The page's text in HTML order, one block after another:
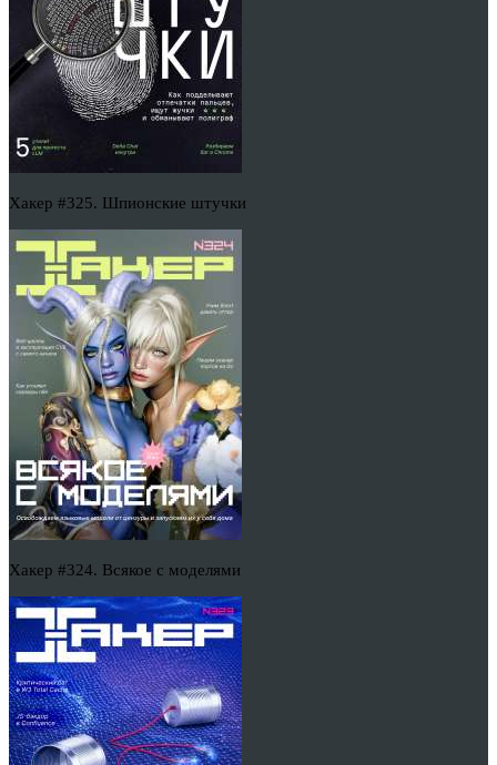
Хакер #325. Шпионские штучки
Хакер #324. Всякое с моделями